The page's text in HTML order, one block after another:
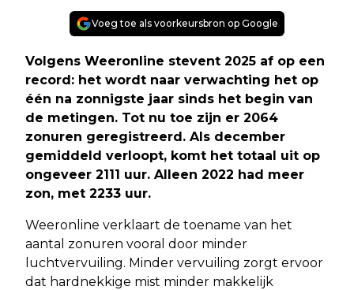
Voeg toe als voorkeursbron op Google
Volgens Weeronline stevent 2025 af op een
record: het wordt naar verwachting het op
één na zonnigste jaar sinds het begin van
de metingen. Tot nu toe zijn er 2064
zonuren geregistreerd. Als december
gemiddeld verloopt, komt het totaal uit op
ongeveer 2111 uur. Alleen 2022 had meer
zon, met 2233 uur.
Weeronline verklaart de toename van het
aantal zonuren vooral door minder
luchtvervuiling. Minder vervuiling zorgt ervoor
dat hardnekkige mist minder makkelijk